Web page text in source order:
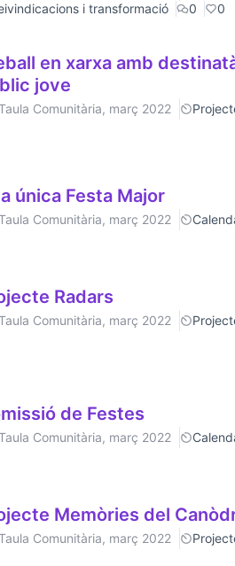
i transformació
0 0
en xarxa amb
jove
Comunitària, març 2022
única Festa Major
Comunitària, març 2022
Radars
Comunitària, març 2022
de Festes
Comunitària, març 2022
Memòries del
Comunitària, març 2022